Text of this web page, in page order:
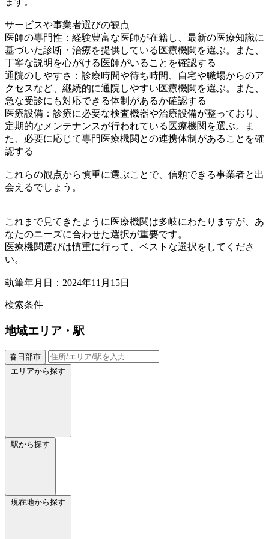
サービスや事業者選びの観点
医師の専門性：経験豊富な医師が在籍し、最新の医療知識に
基づいた診断・治療を提供している医療機関を選ぶ。また、
丁寧な説明を心がける医師がいることを確認する
通院のしやすさ：診療時間や待ち時間、自宅や職場からのア
クセスなど、継続的に通院しやすい医療機関を選ぶ。また、
急な受診にも対応できる体制があるか確認する
医療設備：診療に必要な検査機器や治療設備が整っており、
定期的なメンテナンスが行われている医療機関を選ぶ。ま
た、必要に応じて専門医療機関との連携体制があることを確
認する
これらの観点から慎重に選ぶことで、信頼できる事業者と出
会えるでしょう。
これまで見てきたように医療機関は多岐にわたりますが、あ
なたのニーズに合わせた選択が重要です。
医療機関選びは慎重に行って、ベストな選択をしてくださ
い。
執筆年月日：2024年11月15日
検索条件
地域エリア・駅
春日部市
エリアから探す
駅から探す
現在地から探す